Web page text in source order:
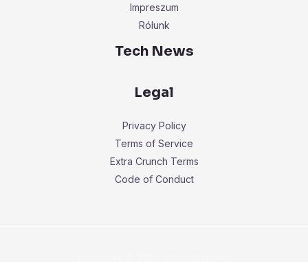
Impreszum
Rólunk
Tech News
Legal
Privacy Policy
Terms of Service
Extra Crunch Terms
Code of Conduct